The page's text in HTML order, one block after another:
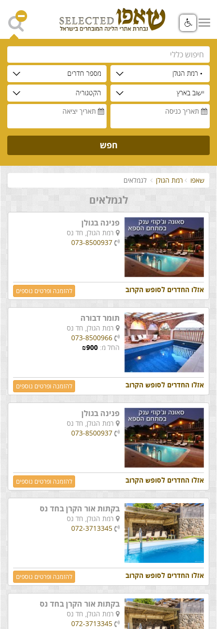
• רמת הגולן מספר חדרים
יישוב בארץ
הקטגוריה
תאריך כניסה
תאריך יציאה
חפש
שאפו רמת הגולן לגמלאים
לגמלאים
פנינה בגולן
רמת הגולן, חד נס
073-8500937
אזלו החדרים לסופש הקרוב להזמנה ופרטים נוספים
תומר דבורה
רמת הגולן, חד נס
073-8500966
החל מ:
₪900
אזלו החדרים לסופש הקרוב להזמנה ופרטים נוספים
פנינה בגולן
רמת הגולן, חד נס
073-8500937
אזלו החדרים לסופש הקרוב להזמנה ופרטים נוספים
בקתות אור הקרן בחד נס
רמת הגולן, חד נס
072-3713345
אזלו החדרים לסופש הקרוב להזמנה ופרטים נוספים
בקתות אור הקרן בחד נס
רמת הגולן, חד נס
072-3713345